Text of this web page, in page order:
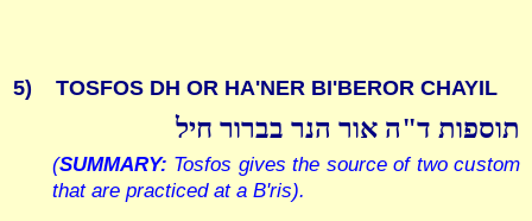
5) TOSFOS DH OR HA'NER BI'BEROR CHAYIL
תוספות ד"ה אור הנר בברור חיל
(SUMMARY: Tosfos gives the source of two custom
that are practiced at a B'ris).